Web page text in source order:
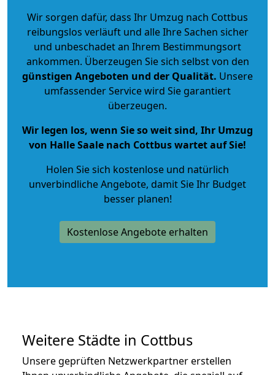
Wir sorgen dafür, dass Ihr Umzug nach Cottbus
reibungslos verläuft und alle Ihre Sachen sicher
und unbeschadet an Ihrem Bestimmungsort
ankommen. Überzeugen Sie sich selbst von den
günstigen Angeboten und der Qualität. Unsere
umfassender Service wird Sie garantiert
überzeugen.
Wir legen los, wenn Sie so weit sind, Ihr Umzug
von Halle Saale nach Cottbus wartet auf Sie!
Holen Sie sich kostenlose und natürlich
unverbindliche Angebote, damit Sie Ihr Budget
besser planen!
Kostenlose Angebote erhalten
Weitere Städte in Cottbus
Unsere geprüften Netzwerkpartner erstellen